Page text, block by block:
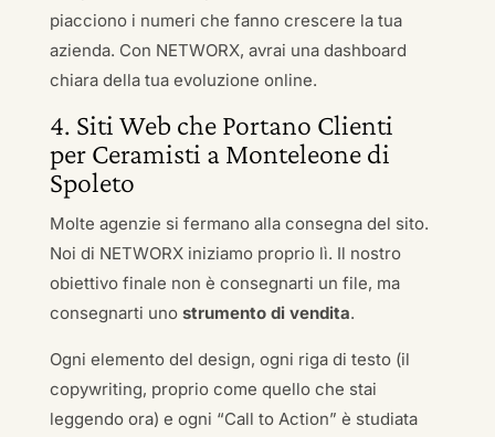
piacciono i numeri che fanno crescere la tua
azienda. Con NETWORX, avrai una dashboard
chiara della tua evoluzione online.
4. Siti Web che Portano Clienti
per Ceramisti a Monteleone di
Spoleto
Molte agenzie si fermano alla consegna del sito.
Noi di NETWORX iniziamo proprio lì. Il nostro
obiettivo finale non è consegnarti un file, ma
consegnarti uno strumento di vendita.
Ogni elemento del design, ogni riga di testo (il
copywriting, proprio come quello che stai
leggendo ora) e ogni “Call to Action” è studiata